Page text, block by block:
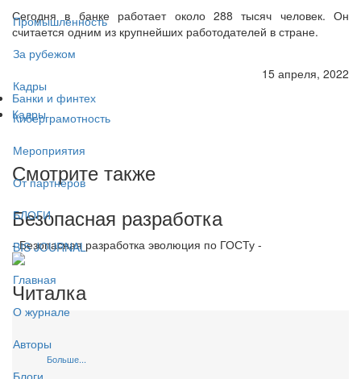
Промышленность
За рубежом
Кадры
Киберграмотность
Мероприятия
От партнёров
БЛОГИ
BIS JOURNAL
Главная
О журнале
Авторы
Блоги
Сегодня в банке работает около 288 тысяч человек. Он
считается одним из крупнейших работодателей в стране.
15 апреля, 2022
Банки и финтех
Кадры
Смотрите также
Безопасная разработка
- Безопасная разработка эволюция по ГОСТу -
Читалка
Больше...